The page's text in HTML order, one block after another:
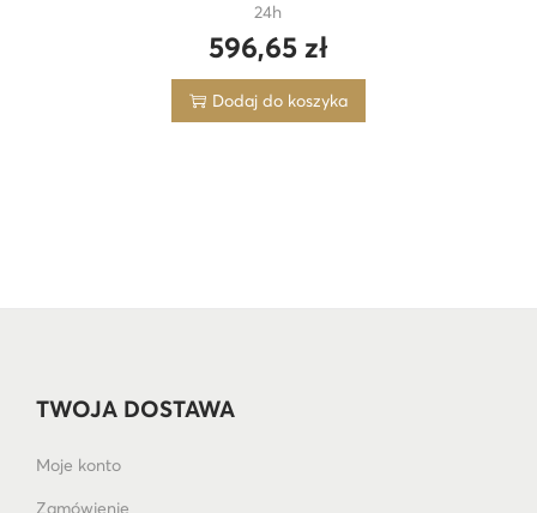
24h
596,65 zł
Dodaj do koszyka
TWOJA DOSTAWA
Moje konto
Zamówienie